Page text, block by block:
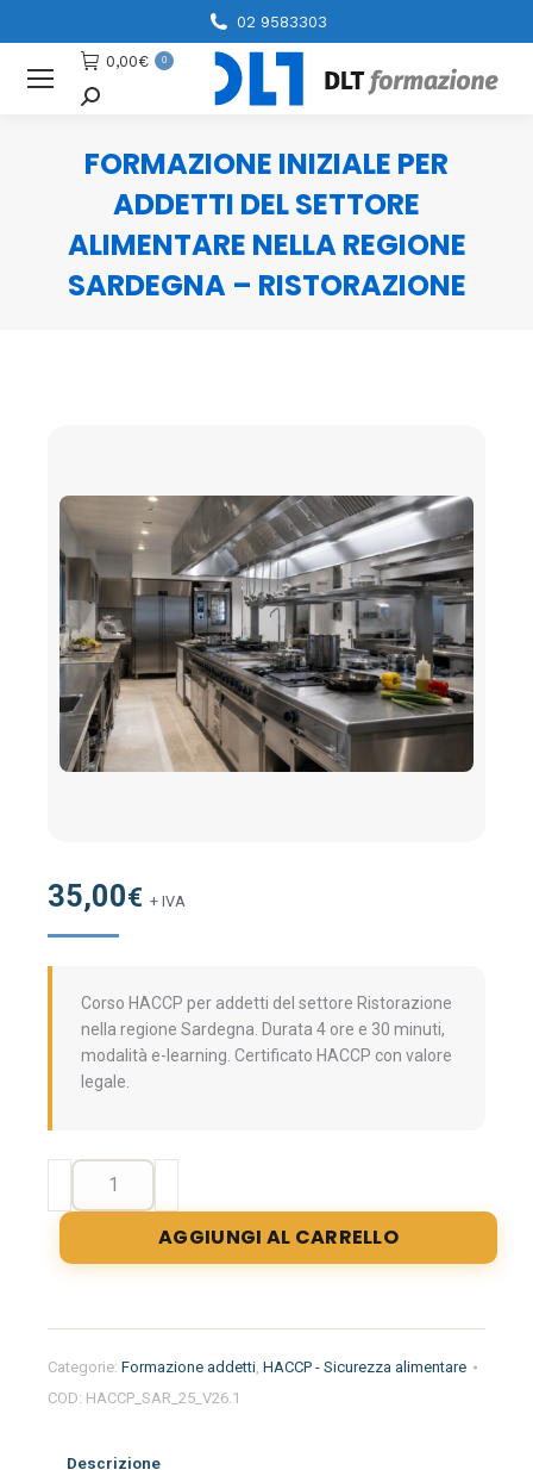
02 9583303
0,00€ 0
Cerca
FORMAZIONE INIZIALE PER
ADDETTI DEL SETTORE
ALIMENTARE NELLA REGIONE
SARDEGNA – RISTORAZIONE
35,00€ + IVA
Corso HACCP per addetti del settore Ristorazione
nella regione Sardegna. Durata 4 ore e 30 minuti,
modalità e-learning. Certificato HACCP con valore
legale.
Formazione
per
addetti
alimentare
regione
Sardegna
Ristorazione
AGGIUNGI AL CARRELLO
Categorie: Formazione addetti, HACCP - Sicurezza alimentare
COD: HACCP_SAR_25_V26.1
Descrizione